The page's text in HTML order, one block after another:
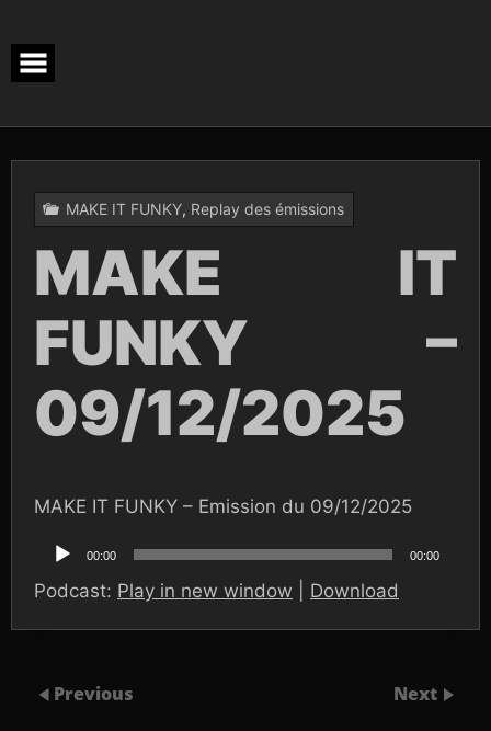
content
MAKE IT FUNKY, Replay des émissions
MAKE IT
FUNKY –
09/12/2025
MAKE IT FUNKY – Emission du 09/12/2025
audio
00:00 00:00
Podcast: Play in new window Download
Previous Next